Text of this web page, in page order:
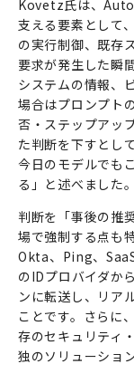
Kovetz氏は、
支える要素として
の実行制御、既存
要求が発生した瞬
システムの情報、
場合はプロンプト
否・ステップアッ
た判断を下すとし
今日のモデルでも
る」と述べました。
判断を「事後の推
場で強制する点も
Okta、Ping、
のIDプロバイダか
ンに転送し、リア
ことです。さらに
存のセキュリティ
独のソリューショ